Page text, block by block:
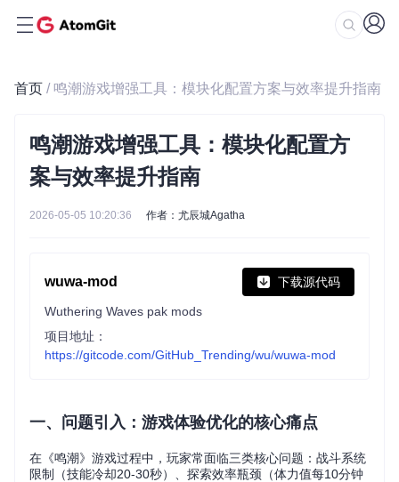
首页 / 鸣潮游戏增强工具：模块化配置方案与效率提升指南
鸣潮游戏增强工具：模块化配置方
案与效率提升指南
2026-05-05 10:20:36 作者：尤辰城Agatha
wuwa-mod 下载源代码
Wuthering Waves pak mods
项目地址：
https://gitcode.com/GitHub_Trending/wu/wuwa-mod
一、问题引入：游戏体验优化的核心痛点
在《鸣潮》游戏过程中，玩家常面临三类核心问题：战斗系统
限制（技能冷却20-30秒）、探索效率瓶颈（体力值每10分钟